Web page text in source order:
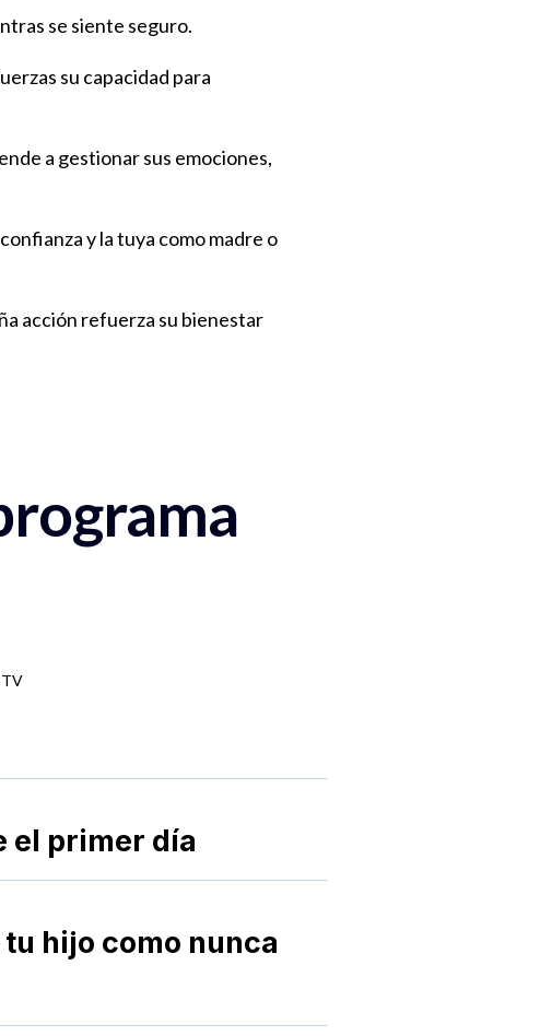
se siente seguro.
su capacidad para
a gestionar sus emociones,
y la tuya como madre o
acción refuerza su bienestar
el primer día
hijo como nunca